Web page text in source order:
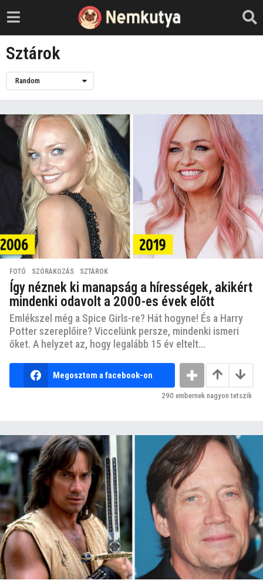
Sztárok
Random
FOTÓ ,SZÓRAKOZÁS ,SZTÁROK
Így néznek ki manapság a hírességek, akikért
mindenki odavolt a 2000-es évek előtt
Emlékszel még a Spice Girls-re? Hát hogyne! És a Harry
Potter szereplőire? Viccelünk persze, mindenki ismeri
őket. A helyzet az, hogy legalább 15 év eltelt...
Megosztom a facebook-on
290 embernek nagyon tetszik